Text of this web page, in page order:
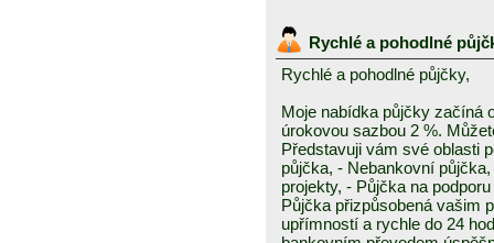
Rychlé a pohodlné
Rychlé a pohodlné půjčky,
Moje nabídka půjčky začíná
úrokovou sazbou 2 %.
Představuji vám své oblasti
půjčka, - Nebankovní
projekty, - Půjčka na
Půjčka přizpůsobená vašim
upřímností a rychle do 24